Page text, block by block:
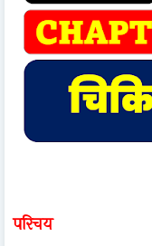
परिचय